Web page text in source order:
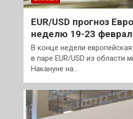
EUR/USD прогноз
неделю 19-23
В конце недели
в паре EUR/USD из области
Накануне на…